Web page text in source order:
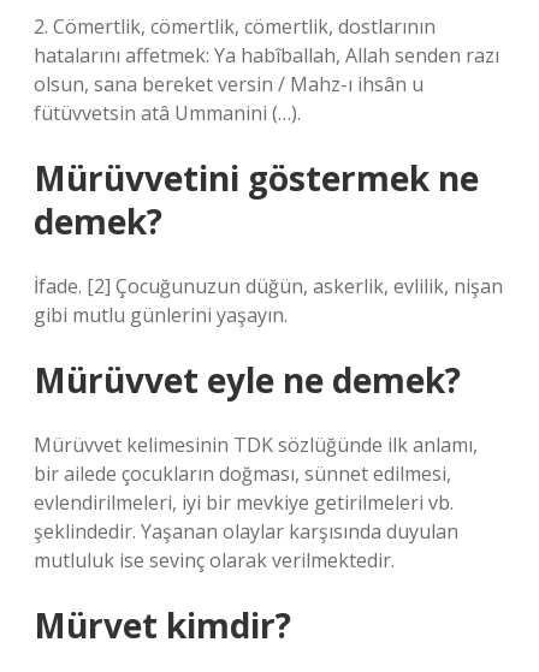
2. Cömertlik, cömertlik, cömertlik, dostlarının
hatalarını affetmek: Ya habîballah, Allah senden razı
olsun, sana bereket versin / Mahz-ı ihsân u
fütüvvetsin atâ Ummanini (…).
Mürüvvetini göstermek ne
demek?
İfade. [2] Çocuğunuzun düğün, askerlik, evlilik, nişan
gibi mutlu günlerini yaşayın.
Mürüvvet eyle ne demek?
Mürüvvet kelimesinin TDK sözlüğünde ilk anlamı,
bir ailede çocukların doğması, sünnet edilmesi,
evlendirilmeleri, iyi bir mevkiye getirilmeleri vb.
şeklindedir. Yaşanan olaylar karşısında duyulan
mutluluk ise sevinç olarak verilmektedir.
Mürvet kimdir?